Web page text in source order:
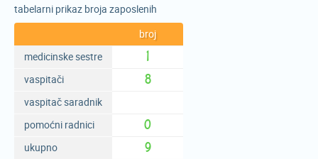
tabelarni prikaz broja zaposlenih
broj
medicinske sestre
1
vaspitači 8
vaspitač saradnik
pomoćni radnici
0
ukupno 9